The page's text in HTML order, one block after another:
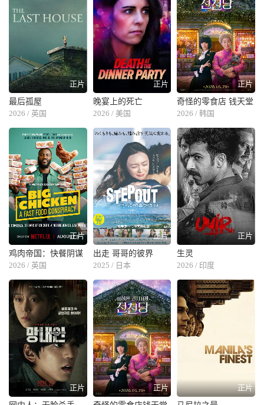
正片
最后孤屋
2026 / 英国
正片
晚宴上的死亡
2026 / 美国
正片
奇怪的零食店 钱天堂
2026 / 韩国
正片
鸡肉帝国：快餐阴谋
2026 / 英国
正片
出走 哥哥的彼界
2025 / 日本
正片
生灵
2026 / 印度
正片
正片
正片